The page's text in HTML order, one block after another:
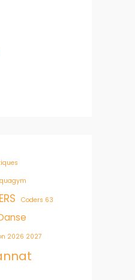
Coders 63
2026 2027